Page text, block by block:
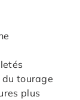
tourage
plus